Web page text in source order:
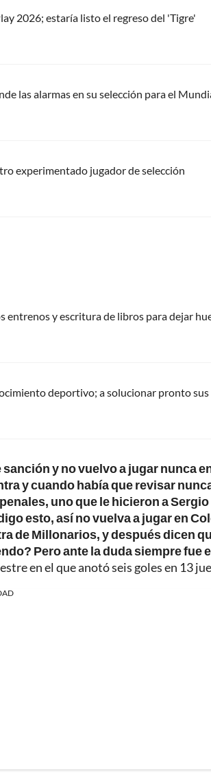
2026; estaría listo el regreso del 'Tigre'
las alarmas en su selección para el
experimentado jugador de selección
y escritura de libros para dejar
deportivo; a solucionar pronto
y no vuelvo a jugar nunca
y cuando había que revisar
uno que le hicieron a
esto, así no vuelva a jugar en
de Millonarios, y después dicen
Pero ante la duda siempre fue
en el que anotó seis goles en 13